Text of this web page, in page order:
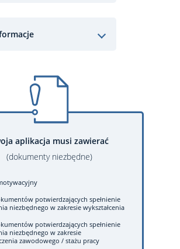
aplikacja musi zawierać
(dokumenty niezbędne)
potwierdzających spełnienie
niezbędnego w zakresie wykształcenia
potwierdzających spełnienie
niezbędnego w zakresie
zawodowego / stażu pracy